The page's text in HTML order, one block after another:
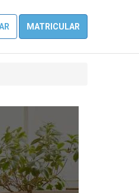
MATRICULAR